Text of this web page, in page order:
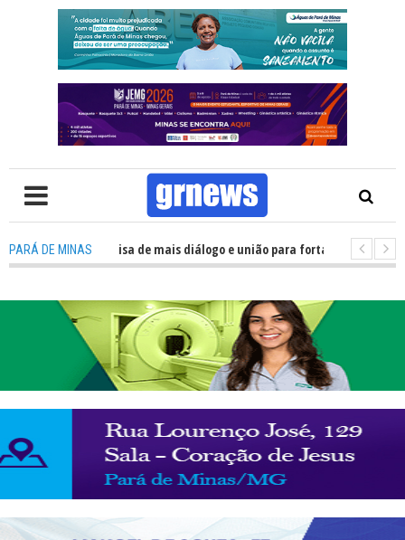
PARÁ DE MINAS
TV: Política precisa de mais diálogo e união para fortalecer Minas e